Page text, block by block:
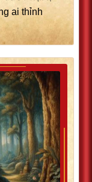
ai thỉnh